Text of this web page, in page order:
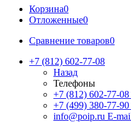
Корзина0
Отложенные0
Сравнение товаров0
+7 (812) 602-77-08
Назад
Телефоны
+7 (812) 602-77-08
+7 (499) 380-77-90
info@poip.ru E-